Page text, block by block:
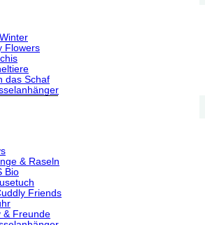
Flowers
das Schaf
& Raseln
Bio
Friends
& Freunde